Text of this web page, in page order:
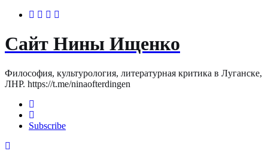
Сайт Нины Ищенко
Философия, культурология, литературная критика в Луганске,
ЛНР. https://t.me/ninaofterdingen
Subscribe